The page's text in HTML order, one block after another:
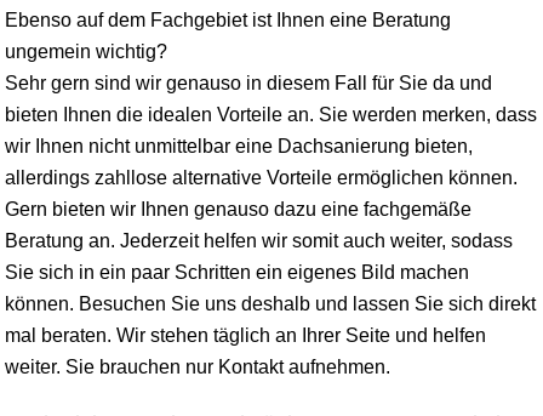
Ebenso auf dem Fachgebiet ist Ihnen eine Beratung
ungemein wichtig?
Sehr gern sind wir genauso in diesem Fall für Sie da und
bieten Ihnen die idealen Vorteile an. Sie werden merken, dass
wir Ihnen nicht unmittelbar eine Dachsanierung bieten,
allerdings zahllose alternative Vorteile ermöglichen können.
Gern bieten wir Ihnen genauso dazu eine fachgemäße
Beratung an. Jederzeit helfen wir somit auch weiter, sodass
Sie sich in ein paar Schritten ein eigenes Bild machen
können. Besuchen Sie uns deshalb und lassen Sie sich direkt
mal beraten. Wir stehen täglich an Ihrer Seite und helfen
weiter. Sie brauchen nur Kontakt aufnehmen.